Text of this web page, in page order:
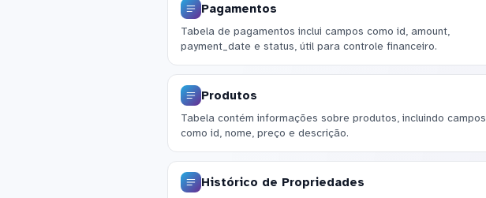
Pagamentos
Tabela de pagamentos inclui campos como id, amount,
payment_date e status, útil para controle financeiro.
Produtos
Tabela contém informações sobre produtos, incluindo campos
como id, nome, preço e descrição.
Histórico de Propriedades